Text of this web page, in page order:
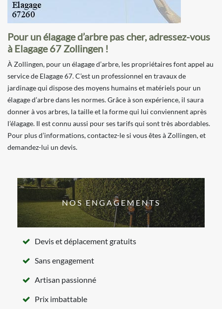
Pour un élagage d’arbre pas cher, adressez-vous
à Elagage 67 Zollingen !
À Zollingen, pour un élagage d’arbre, les propriétaires font appel au
service de Elagage 67. C’est un professionnel en travaux de
jardinage qui dispose des moyens humains et matériels pour un
élagage d’arbre dans les normes. Grâce à son expérience, il saura
donner à vos arbres, la taille et la forme qui lui conviennent après
l’élagage. Il est connu aussi pour ses tarifs qui sont très abordables.
Pour plus d’informations, contactez-le si vous êtes à Zollingen, et
demandez-lui un devis.
NOS ENGAGEMENTS
Devis et déplacement gratuits
Sans engagement
Artisan passionné
Prix imbattable